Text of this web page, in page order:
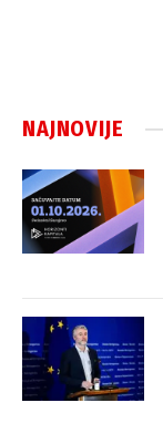
NAJNOVIJE